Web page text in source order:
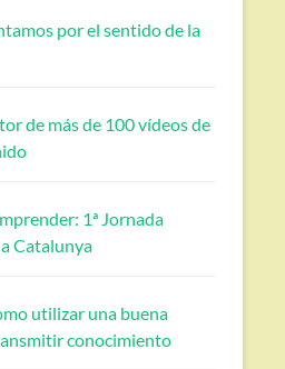
por el sentido de la
de más de 100 vídeos de
1ª Jornada
Catalunya
utilizar una buena
conocimiento